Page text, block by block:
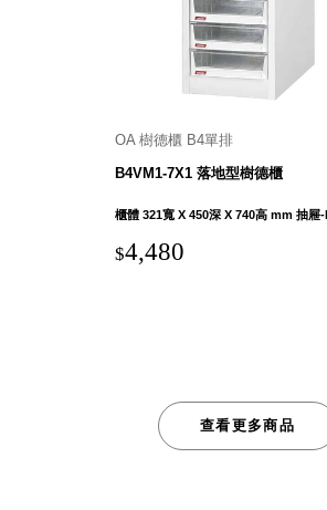
OA 樹德櫃 B4單排
B4VM1-7X1 落地型樹德櫃
$4,480
查看更多商品